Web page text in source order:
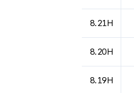
8.21H
8.20H
8.19H